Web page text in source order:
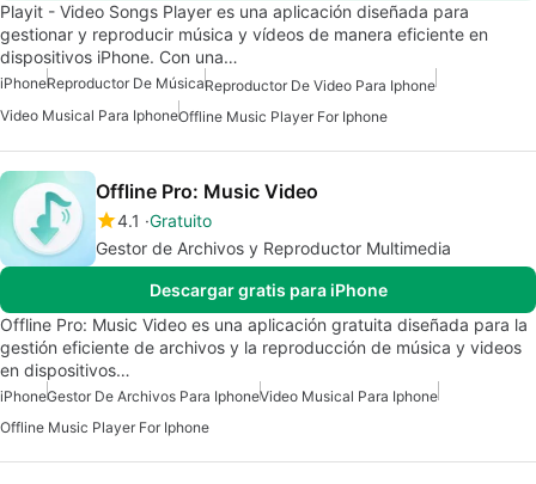
Playit - Video Songs Player es una aplicación diseñada para
gestionar y reproducir música y vídeos de manera eficiente en
dispositivos iPhone. Con una…
iPhoneReproductor De MúsicaReproductor De Video Para Iphone
Video Musical Para IphoneOffline Music Player For Iphone
Offline Pro: Music Video
4.1 Gratuito
Gestor de Archivos y Reproductor Multimedia
Descargar gratis para iPhone
Offline Pro: Music Video es una aplicación gratuita diseñada para la
gestión eficiente de archivos y la reproducción de música y videos
en dispositivos…
iPhoneGestor De Archivos Para IphoneVideo Musical Para Iphone
Offline Music Player For Iphone